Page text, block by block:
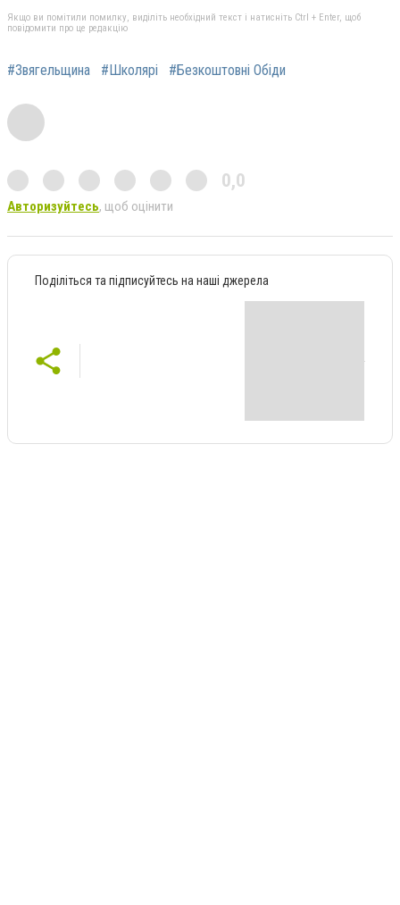
Якщо ви помітили помилку, виділіть необхідний текст і натисніть Ctrl + Enter, щоб
повідомити про це редакцію
#Звягельщина #Школярі #Безкоштовні Обіди
0,0
Авторизуйтесь, щоб оцінити
Поділіться та підписуйтесь на наші джерела